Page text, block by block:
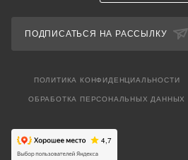
ПОДПИСАТЬСЯ НА РАССЫЛКУ
ПОЛИТИКА КОНФИДЕНЦИАЛЬНОСТИ
ОБРАБОТКА ПЕРСОНАЛЬНЫХ ДАННЫХ